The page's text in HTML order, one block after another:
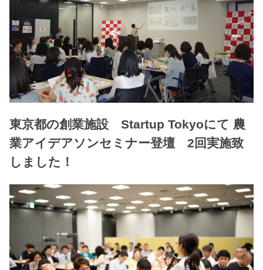
東京都の創業施設 Startup Tokyoにて 農
業アイデアソンセミナー登壇 2回実施致
しました！